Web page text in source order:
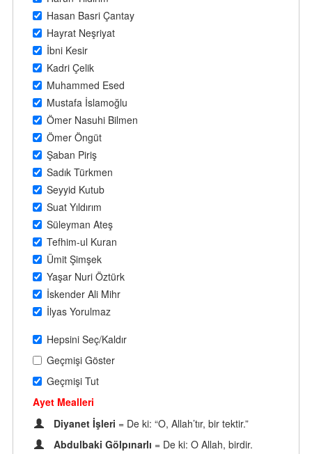
Hasan Basri Çantay
Hayrat Neşriyat
İbni Kesir
Kadri Çelik
Muhammed Esed
Mustafa İslamoğlu
Ömer Nasuhi Bilmen
Ömer Öngüt
Şaban Piriş
Sadık Türkmen
Seyyid Kutub
Suat Yıldırım
Süleyman Ateş
Tefhim-ul Kuran
Ümit Şimşek
Yaşar Nuri Öztürk
İskender Ali Mihr
İlyas Yorulmaz
Hepsini Seç/Kaldır
Geçmişi Göster
Geçmişi Tut
Ayet Mealleri
Diyanet İşleri = De ki: “O, Allah’tır, bir tektir.”
Abdulbaki Gölpınarlı = De ki: O Allah, birdir.